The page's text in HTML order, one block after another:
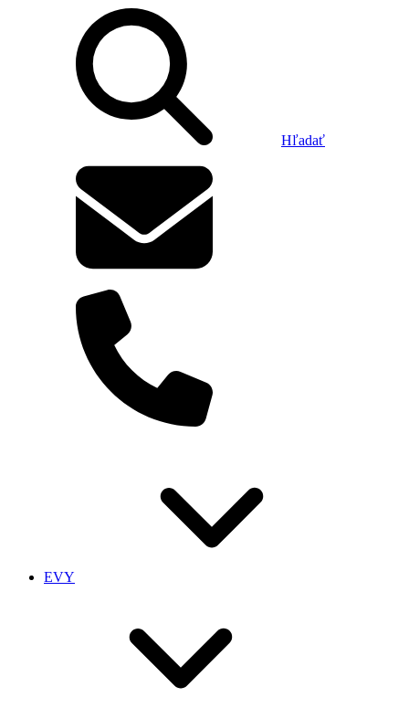
Hľadať
EVY